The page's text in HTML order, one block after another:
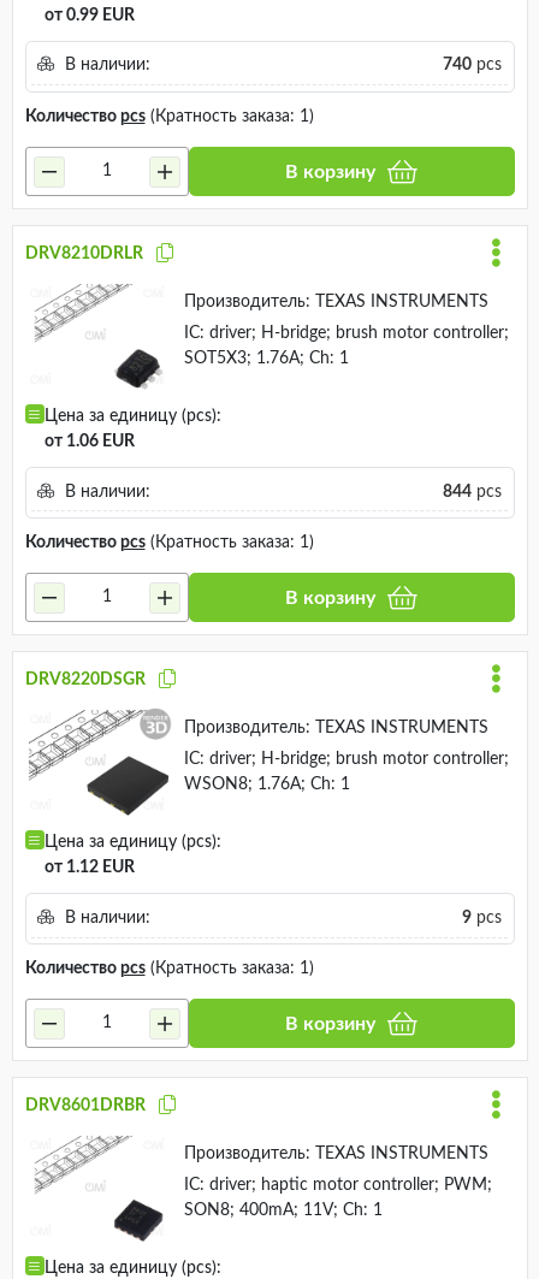
от 0.99 EUR
В наличии: 740pcs
Количество pcs(Кратность заказа: 1)
В корзину
DRV8210DRLR
Производитель:
TEXAS INSTRUMENTS
IC: driver; H-bridge; brush motor controller;
SOT5X3; 1.76A; Ch: 1
Цена за единицу (pcs):
от 1.06 EUR
В наличии: 844pcs
Количество pcs(Кратность заказа: 1)
В корзину
DRV8220DSGR
Производитель:
TEXAS INSTRUMENTS
IC: driver; H-bridge; brush motor controller;
WSON8; 1.76A; Ch: 1
Цена за единицу (pcs):
от 1.12 EUR
В наличии: 9pcs
Количество pcs(Кратность заказа: 1)
В корзину
DRV8601DRBR
Производитель:
TEXAS INSTRUMENTS
IC: driver; haptic motor controller; PWM;
SON8; 400mA; 11V; Ch: 1
Цена за единицу (pcs):